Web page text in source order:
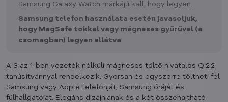
Samsung Galaxy Watch márkájú kell, hogy legyen.
Samsung telefon használata esetén javasoljuk,
hogy MagSafe tokkal vagy mágneses gyűrűvel (a
csomagban) legyen ellátva
A 3 az 1-ben vezeték nélküli mágneses töltő hivatalos Qi2.2
tanúsítvánnyal rendelkezik. Gyorsan és egyszerre töltheti fel
Samsung vagy Apple telefonját, Samsung óráját és
fülhallgatóját. Elegáns dizájnjának és a két összehajtható